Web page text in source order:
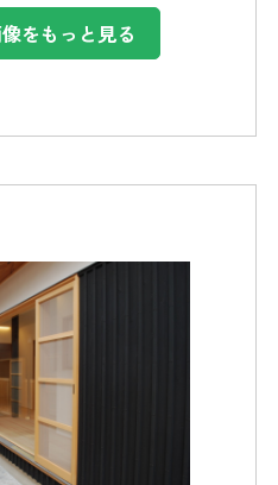
をもっと見る